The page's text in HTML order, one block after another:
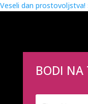
Veseli dan prostovoljstva!
BODI NA